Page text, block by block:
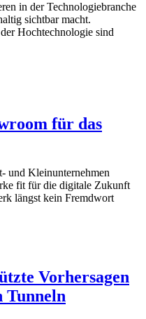
in der Technologiebranche
sichtbar macht.
Hochtechnologie sind
für das
und Kleinunternehmen
fit für die digitale Zukunft
längst kein Fremdwort
Vorhersagen
Tunneln